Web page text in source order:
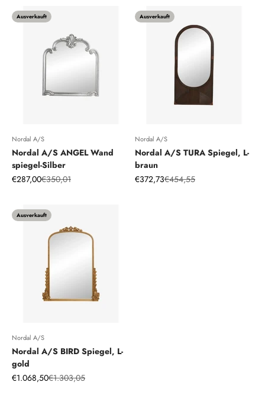
Ausverkauft
Nordal A/S
Nordal A/S ANGEL Wand
spiegel-Silber
Angebot
€287,00Regulärer Preis
€350,01
Ausverkauft
Nordal A/S
Nordal A/S TURA Spiegel, L-
braun
Angebot
€372,73Regulärer Preis
€454,55
Ausverkauft
Nordal A/S
Nordal A/S BIRD Spiegel, L-
gold
Angebot
€1.068,50Regulärer Preis
€1.303,05